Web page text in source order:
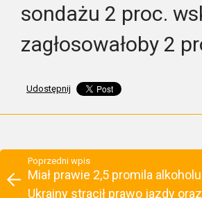
sondażu 2 proc.
zagłosowałoby 2
Udostępnij
Poprzedni wpis
Miał prawie 2,5 promila
Ukrainy stracił prawo jazdy